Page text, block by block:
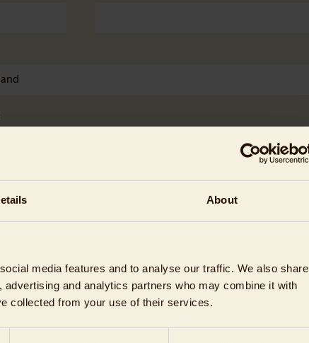
About
media features and to analyse our traffic. We also share
and analytics partners who may combine it with
collected from your use of their services.